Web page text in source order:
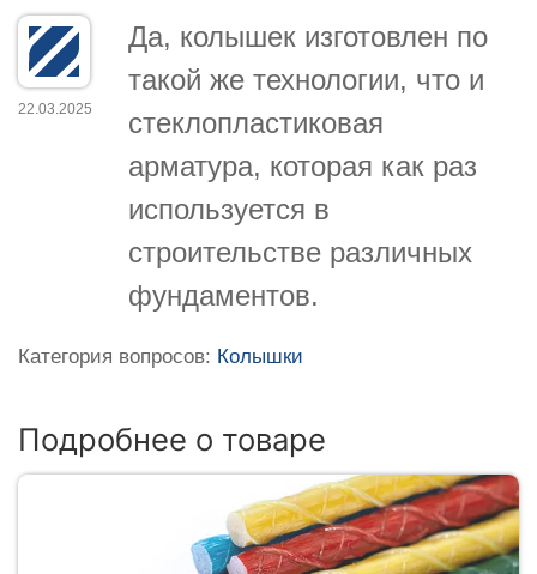
22.03.2025
Да, колышек изготовлен по
такой же технологии, что и
стеклопластиковая
арматура, которая как раз
используется в
строительстве различных
фундаментов.
Категория вопросов: Колышки
Подробнее о товаре